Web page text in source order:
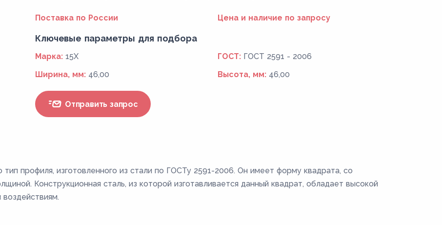
Поставка по России Цена и наличие по запросу
Ключевые параметры для подбора
Марка: 15Х ГОСТ: ГОСТ 2591 - 2006
Ширина, мм: 46,00 Высота, мм: 46,00
Отправить запрос
профиля, изготовленного из стали по ГОСТу 2591-2006. Он имеет форму квадрата, со
Конструкционная сталь, из которой изготавливается данный квадрат, обладает высокой